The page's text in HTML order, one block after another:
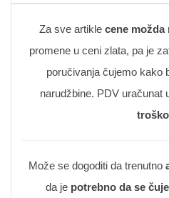
Za sve artikle cene možda
promene u ceni zlata, pa je
poručivanja čujemo kako
narudžbine. PDV uračunat
Može se dogoditi da trenutno
da je potrebno da se